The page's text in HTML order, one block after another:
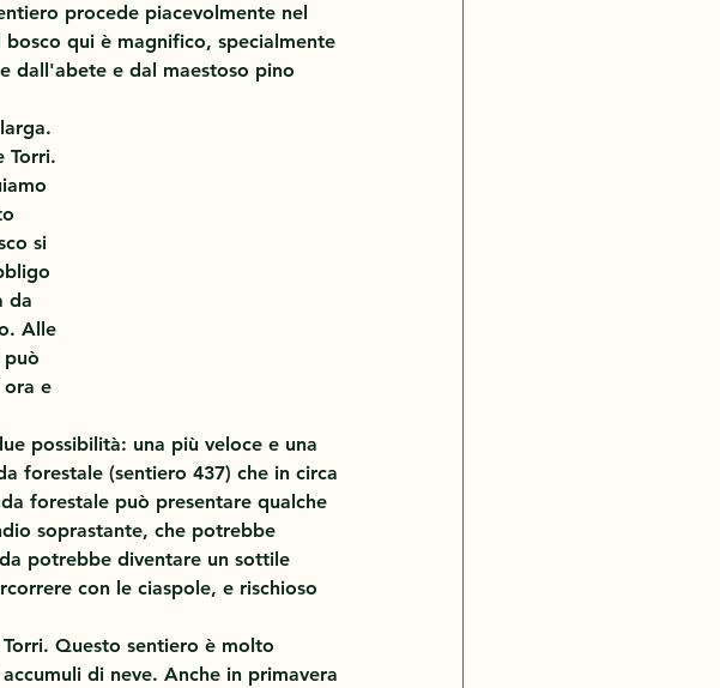
procede piacevolmente nel
qui è magnifico, specialmente
dall'abete e dal maestoso pino
Torri.
si
da
Alle
può
ora e
possibilità: una più veloce e una
forestale (sentiero 437) che in circa
forestale può presentare qualche
soprastante, che potrebbe
potrebbe diventare un sottile
con le ciaspole, e rischioso
Questo sentiero è molto
di neve. Anche in primavera